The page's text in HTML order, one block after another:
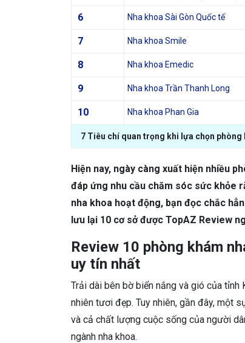
6 Nha khoa Sài Gòn Quốc tế
7 Nha khoa Smile
8 Nha khoa Emedic
9 Nha khoa Trần Thanh Long
10 Nha khoa Phan Gia
7 Tiêu chí quan trọng khi lựa chọn phòng
Hiện nay, ngày càng xuất hiện nhiều
đáp ứng nhu cầu chăm sóc sức khỏe
nha khoa hoạt động, bạn đọc chắc
lưu lại 10 cơ sở được TopAZ Review
Review 10 phòng khám
uy tín nhất
Trải dài bên bờ biển nắng và gió của tỉnh
nhiên tươi đẹp. Tuy nhiên, gần đây, một
và cả chất lượng cuộc sống của người
ngành nha khoa.